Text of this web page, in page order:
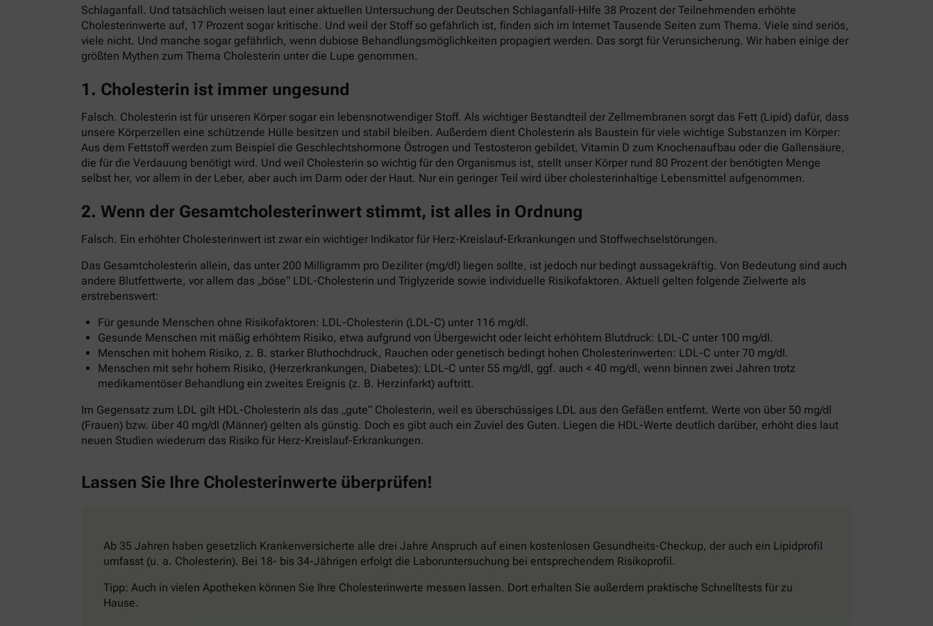
Schlaganfall. Und tatsächlich weisen laut einer aktuellen Untersuchung der Deutschen Schlaganfall-Hilfe 38 Prozent der Teilnehmenden erhöhte
Cholesterinwerte auf, 17 Prozent sogar kritische. Und weil der Stoff so gefährlich ist, finden sich im Internet Tausende Seiten zum Thema. Viele sind seriös,
viele nicht. Und manche sogar gefährlich, wenn dubiose Behandlungsmöglichkeiten propagiert werden. Das sorgt für Verunsicherung. Wir haben einige der
größten Mythen zum Thema Cholesterin unter die Lupe genommen.
1. Cholesterin ist immer ungesund
Falsch. Cholesterin ist für unseren Körper sogar ein lebensnotwendiger Stoff. Als wichtiger Bestandteil der Zellmembranen sorgt das Fett (Lipid) dafür, dass
unsere Körperzellen eine schützende Hülle besitzen und stabil bleiben. Außerdem dient Cholesterin als Baustein für viele wichtige Substanzen im Körper:
Aus dem Fettstoff werden zum Beispiel die Geschlechtshormone Östrogen und Testosteron gebildet, Vitamin D zum Knochenaufbau oder die Gallensäure,
die für die Verdauung benötigt wird. Und weil Cholesterin so wichtig für den Organismus ist, stellt unser Körper rund 80 Prozent der benötigten Menge
selbst her, vor allem in der Leber, aber auch im Darm oder der Haut. Nur ein geringer Teil wird über cholesterinhaltige Lebensmittel aufgenommen.
2. Wenn der Gesamtcholesterinwert stimmt, ist alles in Ordnung
Falsch. Ein erhöhter Cholesterinwert ist zwar ein wichtiger Indikator für Herz-Kreislauf-Erkrankungen und Stoffwechselstörungen.
Das Gesamtcholesterin allein, das unter 200 Milligramm pro Deziliter (mg/dl) liegen sollte, ist jedoch nur bedingt aussagekräftig. Von Bedeutung sind auch
andere Blutfettwerte, vor allem das „böse“ LDL-Cholesterin und Triglyzeride sowie individuelle Risikofaktoren. Aktuell gelten folgende Zielwerte als
erstrebenswert:
Für gesunde Menschen ohne Risikofaktoren: LDL-Cholesterin (LDL-C) unter 116 mg/dl.
Gesunde Menschen mit mäßig erhöhtem Risiko, etwa aufgrund von Übergewicht oder leicht erhöhtem Blutdruck: LDL-C unter 100 mg/dl.
Menschen mit hohem Risiko, z. B. starker Bluthochdruck, Rauchen oder genetisch bedingt hohen Cholesterinwerten: LDL-C unter 70 mg/dl.
Menschen mit sehr hohem Risiko, (Herzerkrankungen, Diabetes): LDL-C unter 55 mg/dl, ggf. auch < 40 mg/dl, wenn binnen zwei Jahren trotz
medikamentöser Behandlung ein zweites Ereignis (z. B. Herzinfarkt) auftritt.
Im Gegensatz zum LDL gilt HDL-Cholesterin als das „gute“ Cholesterin, weil es überschüssiges LDL aus den Gefäßen entfernt. Werte von über 50 mg/dl
(Frauen) bzw. über 40 mg/dl (Männer) gelten als günstig. Doch es gibt auch ein Zuviel des Guten. Liegen die HDL-Werte deutlich darüber, erhöht dies laut
neuen Studien wiederum das Risiko für Herz-Kreislauf-Erkrankungen.
Lassen Sie Ihre Cholesterinwerte überprüfen!
Ab 35 Jahren haben gesetzlich Krankenversicherte alle drei Jahre Anspruch auf einen kostenlosen Gesundheits-Checkup, der auch ein Lipidprofil
umfasst (u. a. Cholesterin). Bei 18- bis 34-Jährigen erfolgt die Laboruntersuchung bei entsprechendem Risikoprofil.
Tipp: Auch in vielen Apotheken können Sie Ihre Cholesterinwerte messen lassen. Dort erhalten Sie außerdem praktische Schnelltests für zu
Hause.